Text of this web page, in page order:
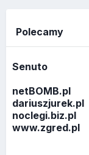
Polecamy
Senuto
netBOMB.pl
dariuszjurek.pl
noclegi.biz.pl
www.zgred.pl